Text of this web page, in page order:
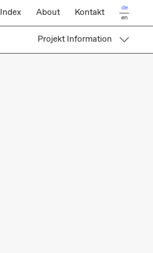
Index About Kontakt
de
en
Projekt Information